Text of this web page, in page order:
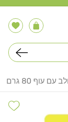
דלג
לתוכן
עֲגָלָההרשימה
שלי
עוף 80 גרם